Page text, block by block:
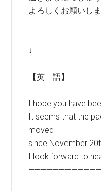
よろしくお願いしま
↓
【英 語】
I hope you have
It seems that the
moved
since November
I look forward to